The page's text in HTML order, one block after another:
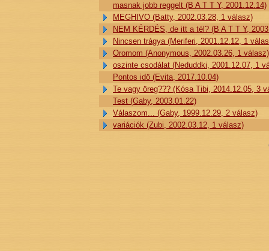
masnak jobb reggelt (B A T T Y, 2001.12.14)
MEGHIVO (Batty, 2002.03.28, 1 válasz)
NEM KÉRDÉS, de itt a tél? (B A T T Y,
Nincsen trágya (Meriferi, 2001.12.12, 1
Oromom (Anonymous, 2002.03.26, 1 válasz)
oszinte csodálat (Neduddki, 2001.12.07, 1
Pontos idö (Evita, 2017.10.04)
Te vagy öreg??? (Kósa Tibi, 2014.12.05, 3
Test (Gaby, 2003.01.22)
Válaszom... (Gaby, 1999.12.29, 2 válasz)
variációk (Zubi, 2002.03.12, 1 válasz)